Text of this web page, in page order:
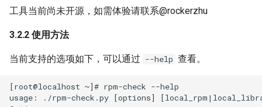
工具当前尚未开源，如需体验请联系@rockerzhu
3.2.2 使用方法
当前支持的选项如下，可以通过 --help 查看。
[root@localhost ~]# rpm-check --help
usage: ./rpm-check.py [options]